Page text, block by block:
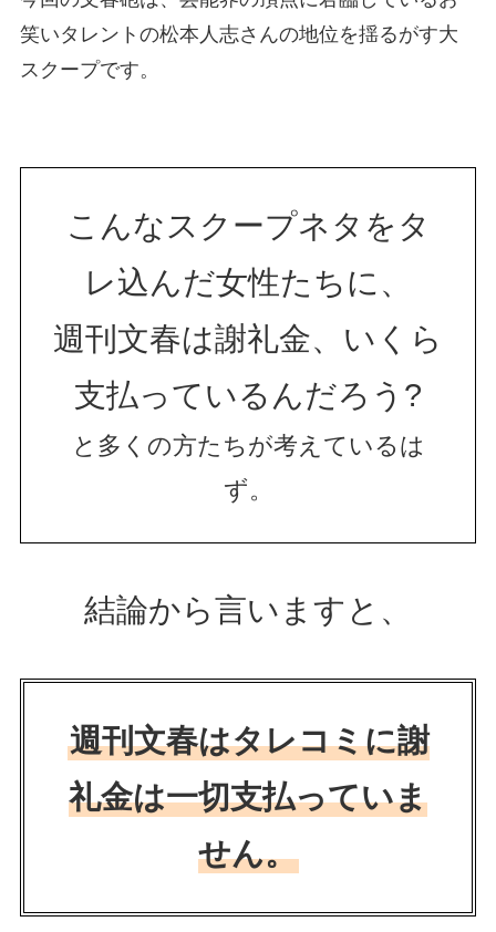
笑いタレントの松本人志さんの地位を揺るがす大
スクープです。
こんなスクープネタをタ
レ込んだ女性たちに、
週刊文春は謝礼金、いくら
支払っているんだろう?
と多くの方たちが考えているは
ず。
結論から言いますと、
週刊文春はタレコミに謝
礼金は一切支払っていま
せん。